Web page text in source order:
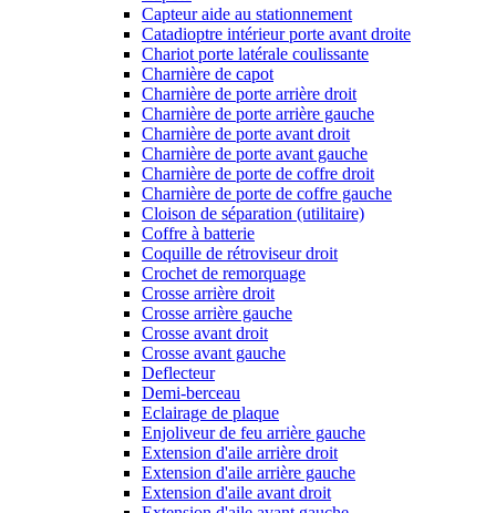
Capteur aide au stationnement
Catadioptre intérieur porte avant droite
Chariot porte latérale coulissante
Charnière de capot
Charnière de porte arrière droit
Charnière de porte arrière gauche
Charnière de porte avant droit
Charnière de porte avant gauche
Charnière de porte de coffre droit
Charnière de porte de coffre gauche
Cloison de séparation (utilitaire)
Coffre à batterie
Coquille de rétroviseur droit
Crochet de remorquage
Crosse arrière droit
Crosse arrière gauche
Crosse avant droit
Crosse avant gauche
Deflecteur
Demi-berceau
Eclairage de plaque
Enjoliveur de feu arrière gauche
Extension d'aile arrière droit
Extension d'aile arrière gauche
Extension d'aile avant droit